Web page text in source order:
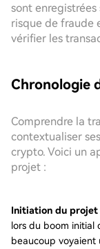
sont
risque de fraude
vérifier les
Chronologie
Comprendre la
contextualiser
crypto. Voici un
projet :
Initiation du projet
lors du boom initial
beaucoup voyaient